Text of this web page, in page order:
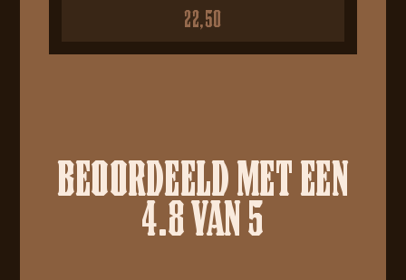
22,50
BEOORDEELD MET EEN
4.8 VAN 5